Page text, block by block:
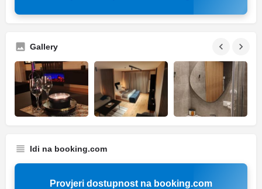
Gallery
Idi na booking.com
Provjeri dostupnost na booking.com